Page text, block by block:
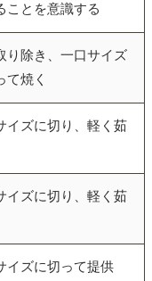
ことを意識する
り除き、一口サイズ
て焼く
イズに切り、軽く茹
イズに切り、軽く茹
イズに切って提供